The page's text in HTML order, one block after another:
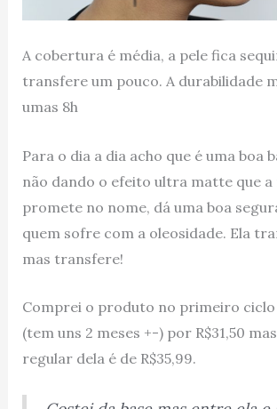
A cobertura é média, a pele fica
transfere um pouco. A durabilidade
umas 8h
Para o dia a dia acho que é uma boa
não dando o efeito ultra matte que a
promete no nome, dá uma boa
quem sofre com a oleosidade. Ela
mas transfere!
Comprei o produto no primeiro ciclo
(tem uns 2 meses +-) por R$31,50
regular dela é de R$35,99.